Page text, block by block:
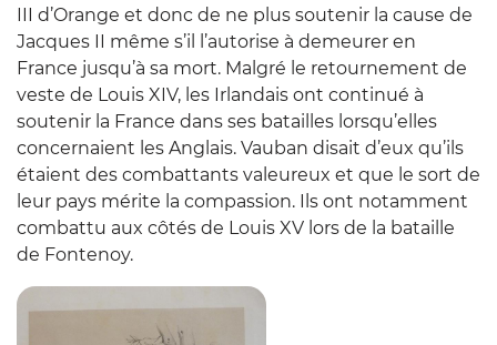
III d’Orange et donc de ne plus soutenir la cause de
Jacques II même s’il l’autorise à demeurer en
France jusqu’à sa mort. Malgré le retournement de
veste de Louis XIV, les Irlandais ont continué à
soutenir la France dans ses batailles lorsqu’elles
concernaient les Anglais. Vauban disait d’eux qu’ils
étaient des combattants valeureux et que le sort de
leur pays mérite la compassion. Ils ont notamment
combattu aux côtés de Louis XV lors de la bataille
de Fontenoy.
Zoom sur l'image